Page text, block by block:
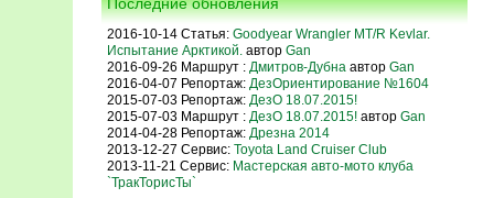
2016-10-14 Статья: Goodyear Wrangler MT/R Kevlar.
Испытание Арктикой.автор Gan
2016-09-26 Маршрут : Дмитров-Дубнаавтор Gan
2016-04-07 Репортаж: ДезОриентирование №1604
2015-07-03 Репортаж: ДезО 18.07.2015!
2015-07-03 Маршрут : ДезО 18.07.2015! автор Gan
2014-04-28 Репортаж: Дрезна 2014
2013-12-27 Сервис: Toyota Land Cruiser Club
2013-11-21 Сервис: Мастерская авто-мото клуба
`ТракТорисТы`